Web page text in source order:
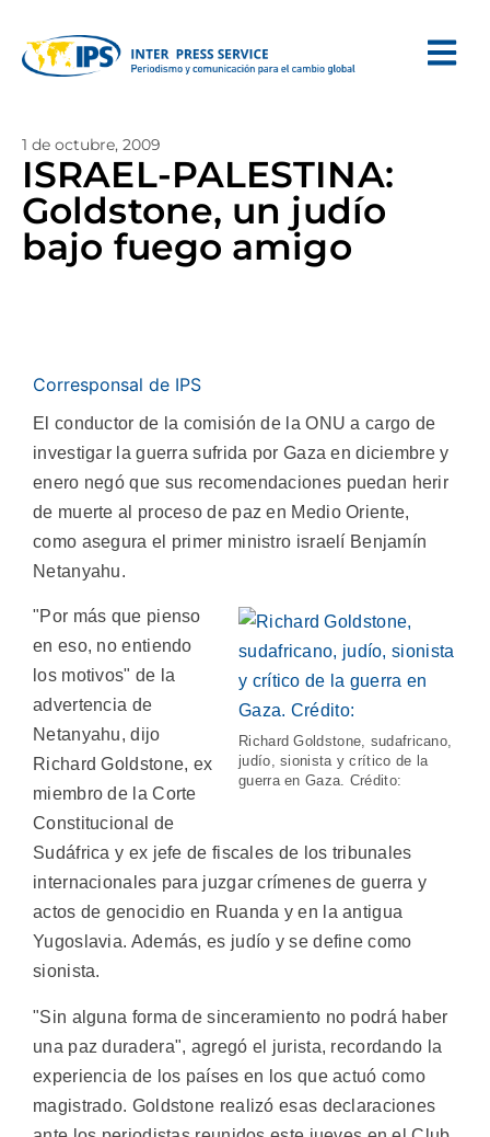
1 de octubre, 2009
ISRAEL-PALESTINA:
Goldstone, un judío
bajo fuego amigo
Corresponsal de IPS
El conductor de la comisión de la ONU a cargo de
investigar la guerra sufrida por Gaza en diciembre y
enero negó que sus recomendaciones puedan herir
de muerte al proceso de paz en Medio Oriente,
como asegura el primer ministro israelí Benjamín
Netanyahu.
Richard Goldstone, sudafricano,
judío, sionista y crítico de la
guerra en Gaza. Crédito:
"Por más que pienso
en eso, no entiendo
los motivos" de la
advertencia de
Netanyahu, dijo
Richard Goldstone, ex
miembro de la Corte
Constitucional de
Sudáfrica y ex jefe de fiscales de los tribunales
internacionales para juzgar crímenes de guerra y
actos de genocidio en Ruanda y en la antigua
Yugoslavia. Además, es judío y se define como
sionista.
"Sin alguna forma de sinceramiento no podrá haber
una paz duradera", agregó el jurista, recordando la
experiencia de los países en los que actuó como
magistrado. Goldstone realizó esas declaraciones